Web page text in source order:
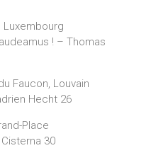
Luxembourg
! – Thomas
Faucon, Louvain
Hecht 26
Place
30